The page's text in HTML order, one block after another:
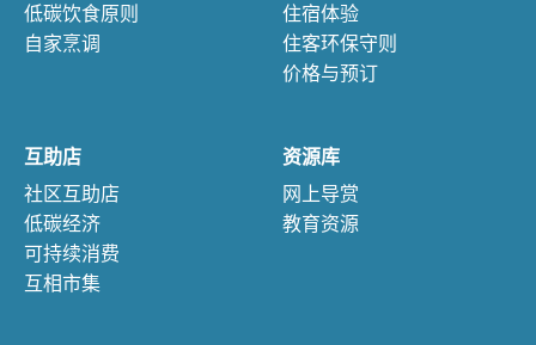
低碳饮食原则
自家烹调
住宿体验
住客环保守则
价格与预订
互助店
社区互助店
低碳经济
可持续消费
互相市集
资源库
网上导赏
教育资源